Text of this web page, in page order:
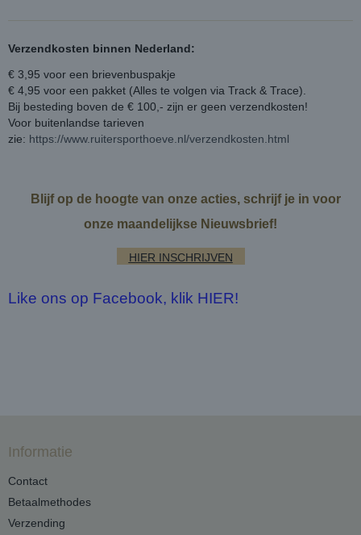
Verzendkosten binnen Nederland:
€ 3,95 voor een brievenbuspakje
€ 4,95 voor een pakket (Alles te volgen via Track & Trace).
Bij besteding boven de € 100,- zijn er geen verzendkosten!
Voor buitenlandse tarieven
zie: https://www.ruitersporthoeve.nl/verzendkosten.html
Blijf op de hoogte van onze acties, schrijf je in voor
onze maandelijkse Nieuwsbrief!
HIER INSCHRIJVEN
Like ons op Facebook, klik HIER!
Informatie
Contact
Betaalmethodes
Verzending